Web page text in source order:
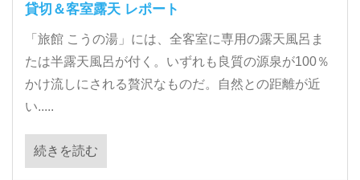
貸切＆客室露天 レポート
「旅館 こうの湯」には、全客室に専用の露天風呂ま
たは半露天風呂が付く。いずれも良質の源泉が100％
かけ流しにされる贅沢なものだ。自然との距離が近
い.....
続きを読む